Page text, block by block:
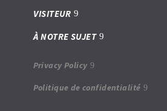
VISITEUR
À NOTRE SUJET
Privacy Policy
Politique de confidentialité